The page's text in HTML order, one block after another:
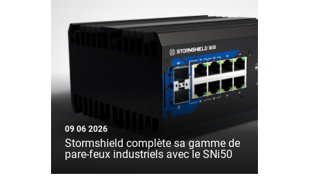
09 06 2026
Stormshield complète sa gamme de
pare-feux industriels avec le SNi50